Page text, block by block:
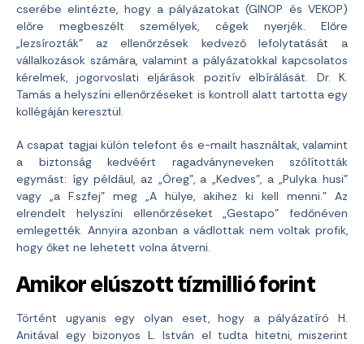
cserébe elintézte, hogy a pályázatokat (GINOP és VEKOP)
előre megbeszélt személyek, cégek nyerjék. Előre
„lezsírozták” az ellenőrzések kedvező lefolytatását a
vállalkozások számára, valamint a pályázatokkal kapcsolatos
kérelmek, jogorvoslati eljárások pozitív elbírálását. Dr. K.
Tamás a helyszíni ellenőrzéseket is kontroll alatt tartotta egy
kollégáján keresztül.
A csapat tagjai külön telefont és e-mailt használtak, valamint
a biztonság kedvéért ragadványneveken szólították
egymást: így például, az „Öreg”, a „Kedves”, a „Pulyka husi”
vagy „a F.szfej” meg „A hülye, akihez ki kell menni.” Az
elrendelt helyszíni ellenőrzéseket „Gestapo” fedőnéven
emlegették. Annyira azonban a vádlottak nem voltak profik,
hogy őket ne lehetett volna átverni.
Amikor elúszott tízmillió forint
Történt ugyanis egy olyan eset, hogy a pályázatíró H.
Anitával egy bizonyos L. István el tudta hitetni, miszerint